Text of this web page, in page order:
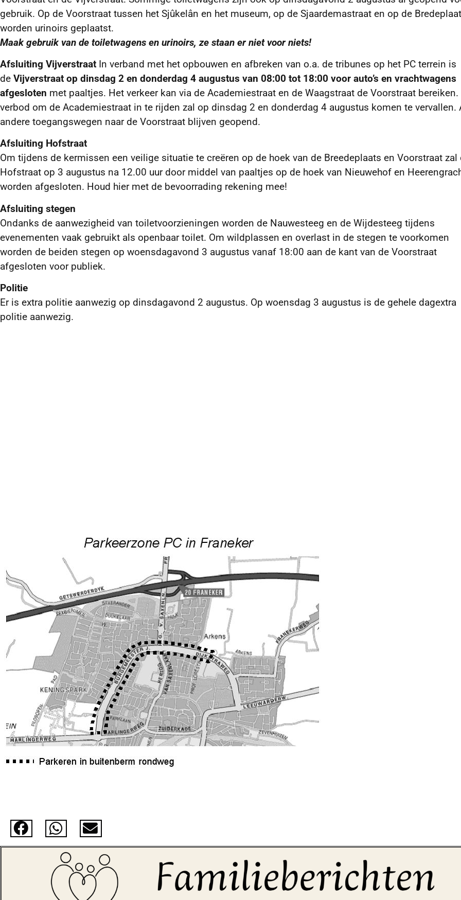
gebruik. Op de Voorstraat tussen het Sjûkelân en het museum, op de Sjaardemastraat en op de
worden urinoirs geplaatst.
Maak gebruik van de toiletwagens en urinoirs, ze staan er niet voor niets!
Afsluiting Vijverstraat In verband met het opbouwen en afbreken van o.a. de tribunes op het PC terrein is
de Vijverstraat op dinsdag 2 en donderdag 4 augustus van 08:00 tot 18:00 voor auto’s en vrachtwagens
afgesloten met paaltjes. Het verkeer kan via de Academiestraat en de Waagstraat de Voorstraat bereiken.
verbod om de Academiestraat in te rijden zal op dinsdag 2 en donderdag 4 augustus komen te vervallen.
andere toegangswegen naar de Voorstraat blijven geopend.
Afsluiting Hofstraat
Om tijdens de kermissen een veilige situatie te creëren op de hoek van de Breedeplaats en Voorstraat zal
Hofstraat op 3 augustus na 12.00 uur door middel van paaltjes op de hoek van Nieuwehof en
worden afgesloten. Houd hier met de bevoorrading rekening mee!
Afsluiting stegen
Ondanks de aanwezigheid van toiletvoorzieningen worden de Nauwesteeg en de Wijdesteeg tijdens
evenementen vaak gebruikt als openbaar toilet. Om wildplassen en overlast in de stegen te voorkomen
worden de beiden stegen op woensdagavond 3 augustus vanaf 18:00 aan de kant van de Voorstraat
afgesloten voor publiek.
Politie
Er is extra politie aanwezig op dinsdagavond 2 augustus. Op woensdag 3 augustus is de gehele dagextra
politie aanwezig.